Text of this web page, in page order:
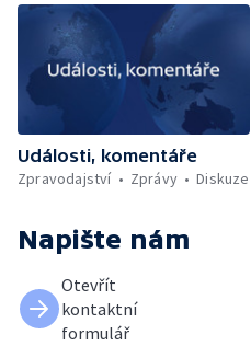
Události, komentáře
Zpravodajství
Zprávy Diskuze
Napište nám
Otevřít
kontaktní
formulář